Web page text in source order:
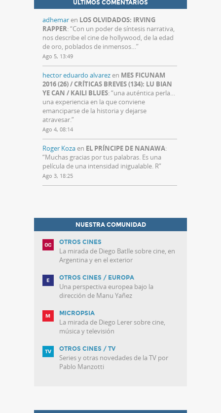
ÚLTIMOS COMENTARIOS
adhemaren LOS OLVIDADOS: IRVING
RAPPER: “Con un poder de síntesis narrativa,
nos describe el cine de hollywood, de la edad
de oro, poblados de inmensos…”
Ago 5, 13:49
hector eduardo alvarezen MES FICUNAM
2016 (26) / CRÍTICAS BREVES (134): LU BIAN
YE CAN / KAILI BLUES: “una auténtica perla…
una experiencia en la que conviene
emanciparse de la historia y dejarse
atravesar.”
Ago 4, 08:14
Roger Kozaen EL PRÍNCIPE DE NANAWA:
“Muchas gracias por tus palabras. Es una
película de una intensidad inigualable. R”
Ago 3, 18:25
NUESTRA COMUNIDAD
OTROS CINES
La mirada de Diego Batlle sobre cine, en
Argentina y en el exterior
OTROS CINES / EUROPA
Una perspectiva europea bajo la
dirección de Manu Yañez
MICROPSIA
La mirada de Diego Lerer sobre cine,
música y televisión
OTROS CINES / TV
Series y otras novedades de la TV por
Pablo Manzotti